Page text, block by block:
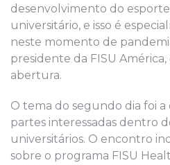
desenvolvimento do
universitário, e isso é
neste momento de
presidente da FISU
abertura.
O tema do segundo dia foi
partes interessadas dentro
universitários. O encontro
sobre o programa FISU